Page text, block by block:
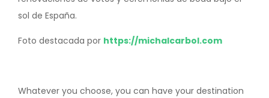
sol de España.
Foto destacada por https://michalcarbol.com
Whatever you choose, you can have your destination